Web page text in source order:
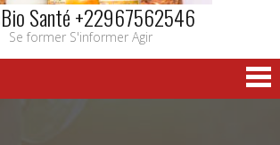
Santé +22967562546
Se former S'informer Agir